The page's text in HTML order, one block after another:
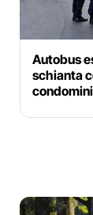
Autobus
schianta